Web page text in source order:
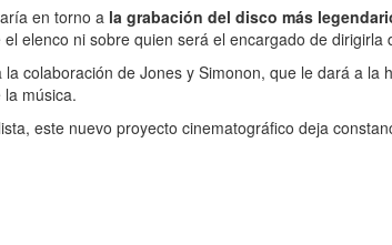
en torno a la grabación del disco más
elenco ni sobre quien será el encargado de dirigirla
colaboración de Jones y Simonon, que le dará a la
música.
este nuevo proyecto cinematográfico deja